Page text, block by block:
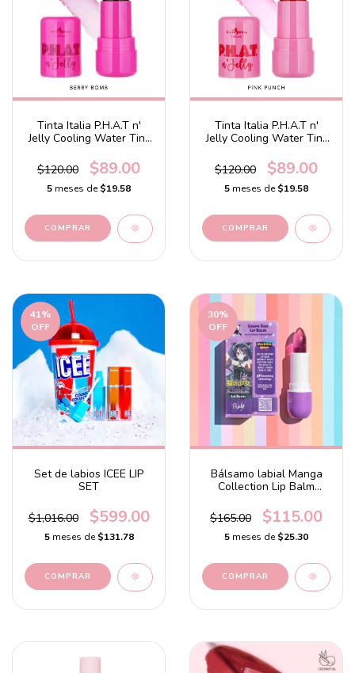
Tinta Italia P.H.A.T n'
Jelly Cooling Water Tint
$120.00
$89.00
5 meses de$19.58
Tinta Italia P.H.A.T n'
Jelly Cooling Water Tint
$120.00
$89.00
5 meses de$19.58
41%
OFF
Set de labios ICEE LIP
SET
$1,016.00 $599.00
5 meses de$131.78
30%
OFF
Bálsamo labial Manga
Collection Lip Balm
$165.00
$115.00
5 meses de$25.30